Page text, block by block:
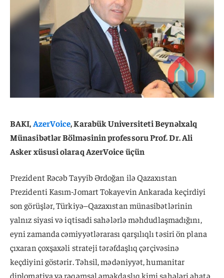
BAKI,AzerVoice, Karabük Universiteti Beynəlxalq
Münasibətlər Bölməsinin professoru Prof. Dr. Ali
Asker xüsusi olaraq AzerVoice üçün
Prezident Rəcəb Tayyib Ərdoğan ilə Qazaxıstan
Prezidenti Kasım-Jomart Tokayevin Ankarada keçirdiyi
son görüşlər, Türkiyə–Qazaxıstan münasibətlərinin
yalnız siyasi və iqtisadi sahələrlə məhdudlaşmadığını,
eyni zamanda cəmiyyətlərarası qarşılıqlı təsiri ön plana
çıxaran çoxşaxəli strateji tərəfdaşlıq çərçivəsinə
keçdiyini göstərir. Təhsil, mədəniyyət, humanitar
diplomatiya və rəqəmsal əməkdaşlıq kimi sahələri əhatə